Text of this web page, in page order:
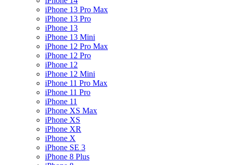
iPhone 13 Pro Max
iPhone 13 Pro
iPhone 13
iPhone 13 Mini
iPhone 12 Pro Max
iPhone 12 Pro
iPhone 12
iPhone 12 Mini
iPhone 11 Pro Max
iPhone 11 Pro
iPhone 11
iPhone XS Max
iPhone XS
iPhone XR
iPhone X
iPhone SE 3
iPhone 8 Plus